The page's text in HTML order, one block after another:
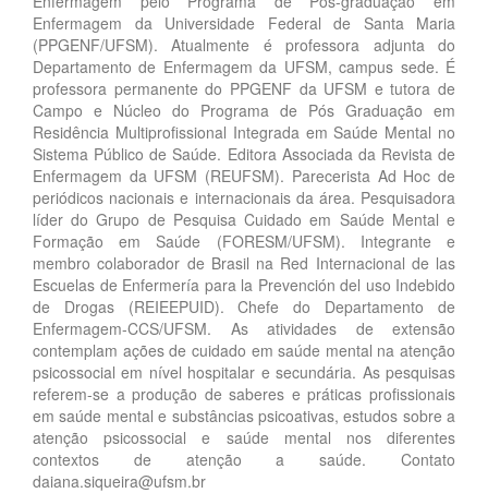
Enfermagem da Universidade Federal de Santa Maria
(PPGENF/UFSM). Atualmente é professora adjunta do
Departamento de Enfermagem da UFSM, campus sede. É
professora permanente do PPGENF da UFSM e tutora de
Campo e Núcleo do Programa de Pós Graduação em
Residência Multiprofissional Integrada em Saúde Mental no
Sistema Público de Saúde. Editora Associada da Revista de
Enfermagem da UFSM (REUFSM). Parecerista Ad Hoc de
periódicos nacionais e internacionais da área. Pesquisadora
líder do Grupo de Pesquisa Cuidado em Saúde Mental e
Formação em Saúde (FORESM/UFSM). Integrante e
membro colaborador de Brasil na Red Internacional de las
Escuelas de Enfermería para la Prevención del uso Indebido
de Drogas (REIEEPUID). Chefe do Departamento de
Enfermagem-CCS/UFSM. As atividades de extensão
contemplam ações de cuidado em saúde mental na atenção
psicossocial em nível hospitalar e secundária. As pesquisas
referem-se a produção de saberes e práticas profissionais
em saúde mental e substâncias psicoativas, estudos sobre a
atenção psicossocial e saúde mental nos diferentes
contextos de atenção a saúde. Contato
daiana.siqueira@ufsm.br